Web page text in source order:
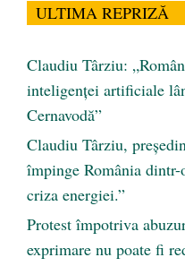
ULTIMA REPRIZĂ
Claudiu Târziu:
inteligenței artificiale
Cernavodă”
Claudiu Târziu,
împinge România
criza energiei.”
Protest împotriva
exprimare nu poate fi